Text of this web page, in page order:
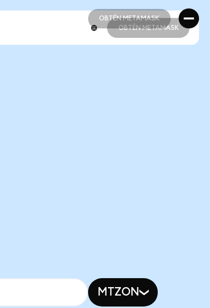
OBTÉN METAMASK
OBTÉN METAMASK
OBTÉN METAMASK
MTZON